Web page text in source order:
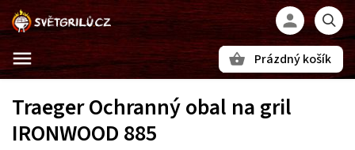
Prázdný košík
Traeger Ochranný obal na gril
IRONWOOD 885